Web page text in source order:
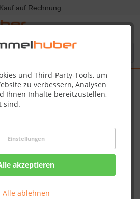
Kauf auf Rechnung
und Third-Party-Tools, um
zu verbessern, Analysen
Ihnen Inhalte bereitzustellen,
sind.
Einstellungen
akzeptieren
Alle ablehnen
Grillanzünder & Räucherzubehör
g